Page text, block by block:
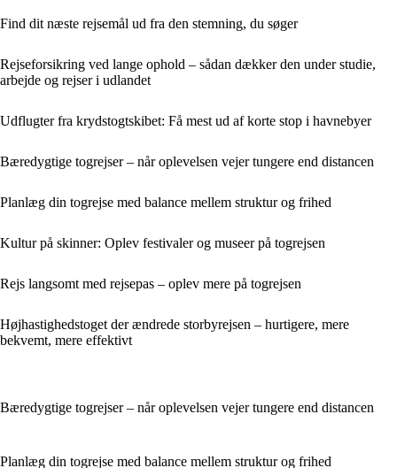
Find dit næste rejsemål ud fra den stemning, du søger
Rejseforsikring ved lange ophold – sådan dækker den under studie,
arbejde og rejser i udlandet
Udflugter fra krydstogtskibet: Få mest ud af korte stop i havnebyer
Bæredygtige togrejser – når oplevelsen vejer tungere end distancen
Planlæg din togrejse med balance mellem struktur og frihed
Kultur på skinner: Oplev festivaler og museer på togrejsen
Rejs langsomt med rejsepas – oplev mere på togrejsen
Højhastighedstoget der ændrede storbyrejsen – hurtigere, mere
bekvemt, mere effektivt
Bæredygtige togrejser – når oplevelsen vejer tungere end distancen
Planlæg din togrejse med balance mellem struktur og frihed